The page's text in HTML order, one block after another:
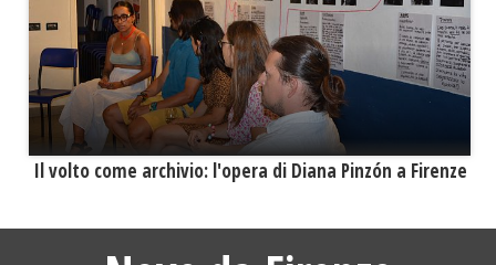
​Il volto come archivio: l'opera di Diana Pinzón a Firenze